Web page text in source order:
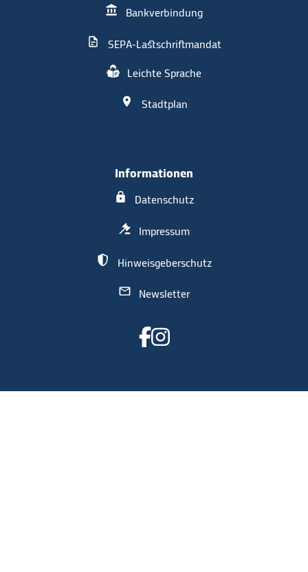
Bankverbindung
SEPA-Lastschriftmandat
Leichte Sprache
Stadtplan
Informationen
Datenschutz
Impressum
Hinweisgeberschutz
Newsletter